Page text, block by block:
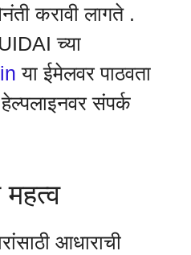
करावी लागते .
च्या
या ईमेलवर पाठवता
संपर्क
आधाराची